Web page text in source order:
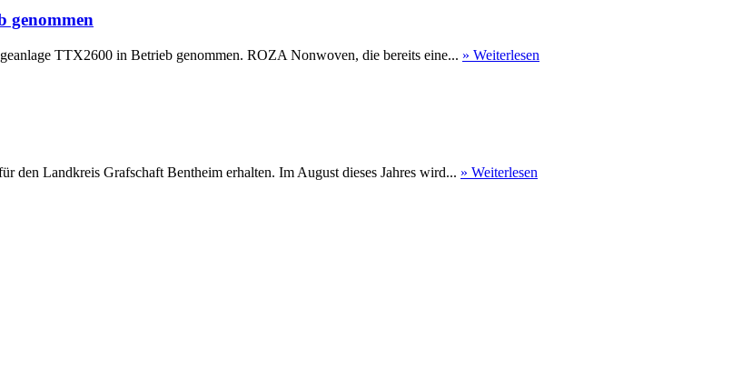
genommen
TTX2600 in Betrieb genommen. ROZA Nonwoven, die bereits eine... » Weiterlesen
den Landkreis Grafschaft Bentheim erhalten. Im August dieses Jahres wird... » Weiterlesen